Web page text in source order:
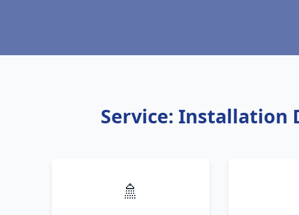
Service: Installation
🚿